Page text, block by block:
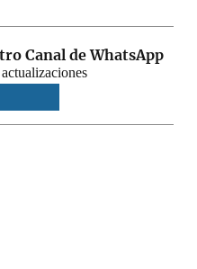
Canal de WhatsApp